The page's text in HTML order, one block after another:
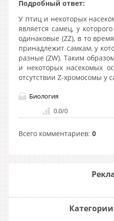
Подробный ответ:
У птиц и некоторых
является самец, у
одинаковые (ZZ), в то
принадлежит самкам, у
разные (ZW). Таким
и некоторых насекомых
отсутствии Z-хромосомы у
Биология
0.0/0
Всего комментариев: 0